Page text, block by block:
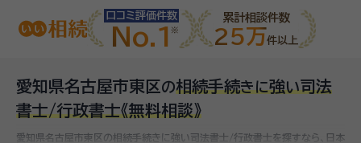
口コミ評価件数
No.1
累計相談件数
25万件以上
愛知県名古屋市東区の相続手続き に強い司法
書士/行政書士《無料相談》
愛知県名古屋市東区の相続手続きに強い司法書士/行政書士を探すなら、日本